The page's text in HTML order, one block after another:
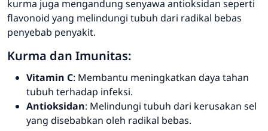
kurma juga mengandung senyawa antioksidan seperti
flavonoid yang melindungi tubuh dari radikal bebas
penyebab penyakit.
Kurma dan Imunitas:
Vitamin C: Membantu meningkatkan daya tahan
tubuh terhadap infeksi.
Antioksidan: Melindungi tubuh dari kerusakan sel
yang disebabkan oleh radikal bebas.